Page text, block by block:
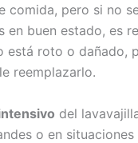
comida, pero si no
en buen estado, es
está roto o dañado,
reemplazarlo.
del
o en